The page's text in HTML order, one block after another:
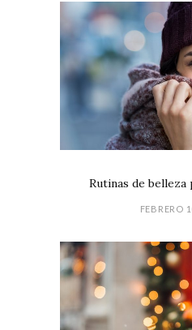
Rutinas de
FEBRERO